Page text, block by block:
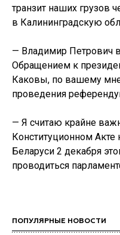
транзит наших грузов
в Калининградскую
— Владимир Петрович
Обращением к
Каковы, по вашему
проведения
— Я считаю крайне
Конституционном
Беларуси 2 декабря
проводиться
ПОПУЛЯРНЫЕ НОВОСТИ